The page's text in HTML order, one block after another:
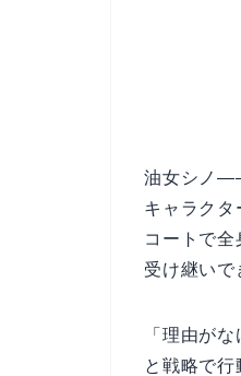
油女シノ
キャラク
コートで
受け継いで
「理由が
と戦略で